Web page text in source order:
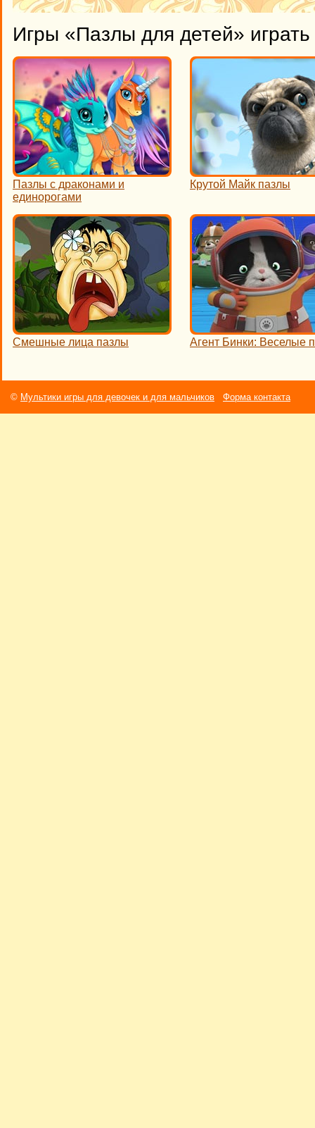
Игры «Пазлы для детей»
Пазлы с драконами и
единорогами
Крутой Майк пазлы
Смешные лица пазлы Агент Бинки: Веселые
© Мультики игры для девочек и для мальчиков Форма контакта